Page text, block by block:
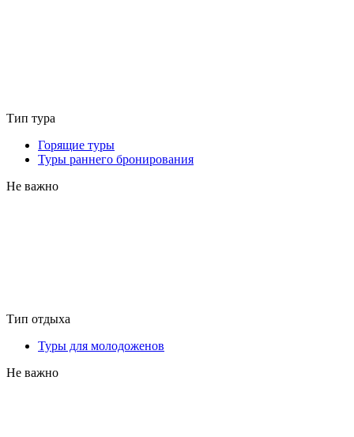
Тип тура
Горящие туры
Туры раннего бронирования
Не важно
Тип отдыха
Туры для молодоженов
Не важно